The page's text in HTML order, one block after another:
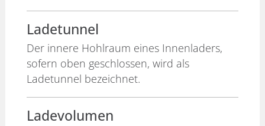
Ladetunnel
Der innere Hohlraum eines Innenladers,
sofern oben geschlossen, wird als
Ladetunnel bezeichnet.
Ladevolumen